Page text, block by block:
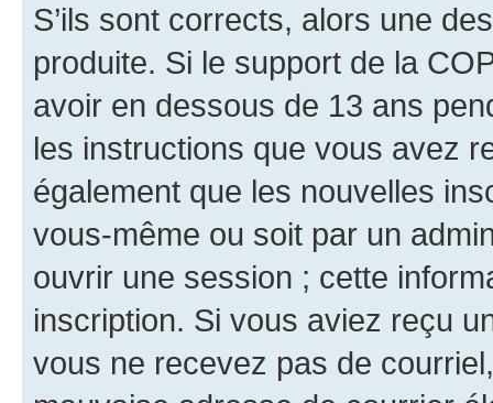
S’ils sont corrects, alors une
produite. Si le support de la
avoir en dessous de 13 ans
les instructions que vous avez
également que les nouvelles
vous-même ou soit par un
ouvrir une session ; cette
inscription. Si vous aviez reçu
vous ne recevez pas de